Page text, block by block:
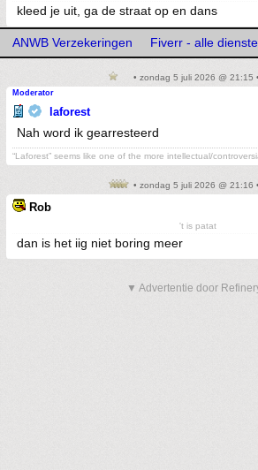
kleed je uit, ga de straat op en dans
ANWB Verzekeringen Fiverr - alle
• zondag 5 juli 2026 @ 21:15
Moderator
laforest
Nah word ik gearresteerd
“Laforest” seems like one of the more intellectual/
• zondag 5 juli 2026 @ 21:16
Rob
't is patat
dan is het iig niet boring meer
▼ Advertentie door